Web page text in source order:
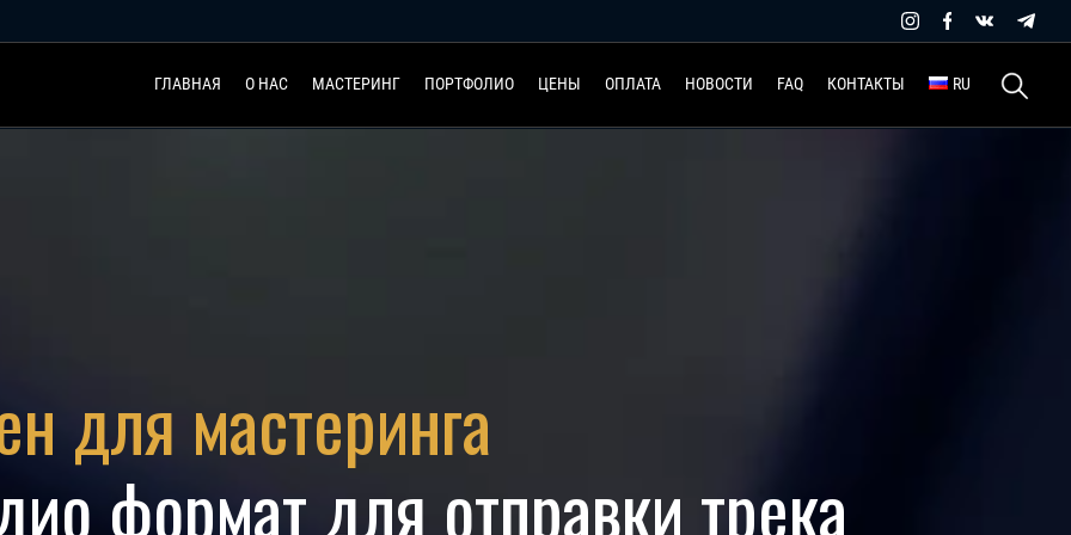
ГЛАВНАЯ О НАС МАСТЕРИНГ ПОРТФОЛИО ЦЕНЫ ОПЛАТА НОВОСТИ FAQ КОНТАКТЫ RU Найти:
для мастеринга
формат для отправки трека